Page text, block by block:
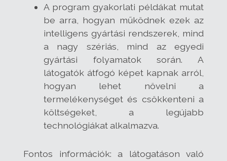
A program gyakorlati példákat mutat
be arra, hogyan működnek ezek az
intelligens gyártási rendszerek, mind
a nagy szériás, mind az egyedi
gyártási folyamatok során. A
látogatók átfogó képet kapnak arról,
hogyan lehet növelni a
termelékenységet és csökkenteni a
költségeket, a legújabb
technológiákat alkalmazva.
Fontos információk: a látogatáson való